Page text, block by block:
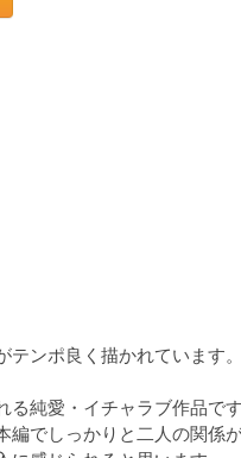
テンポ良く描かれています
る純愛・イチャラブ作品で
編でしっかりと二人の関係